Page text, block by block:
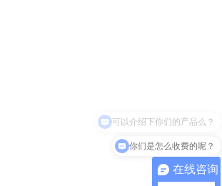
在线咨询
你们是怎么收费的呢？